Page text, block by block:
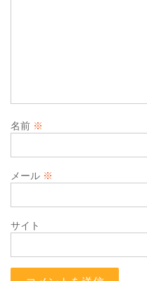
名前 ※
メール ※
サイト